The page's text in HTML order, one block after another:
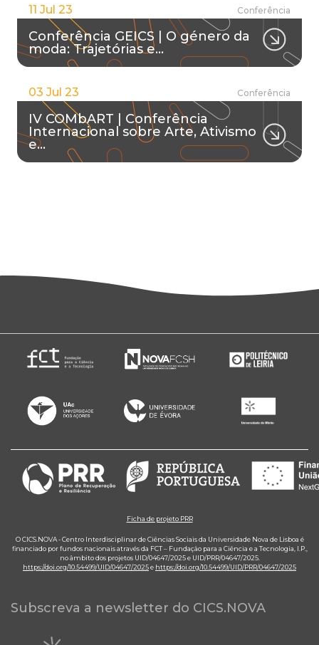
11 Jul 23 Conferência
Conferência GEICS | O género da
moda: Trajetórias e…
03 Jul 23 Conferência
IV COMbART | Conferência
Internacional sobre Arte, Ativismo
e…
Ficha de projeto PRR
O CICS.NOVA - Centro Interdisciplinar de Ciências Sociais da Universidade Nova de Lisboa é
financiado por fundos nacionais através da FCT – Fundação para a Ciência e a Tecnologia, I.P.,
no âmbito dos projetos UID/04647/2025 e UID/PRR/04647/2025.
https://doi.org/10.54499/UID/04647/2025e https://doi.org/10.54499/UID/PRR/04647/2025
Subscreva a newsletter do CICS.NOVA